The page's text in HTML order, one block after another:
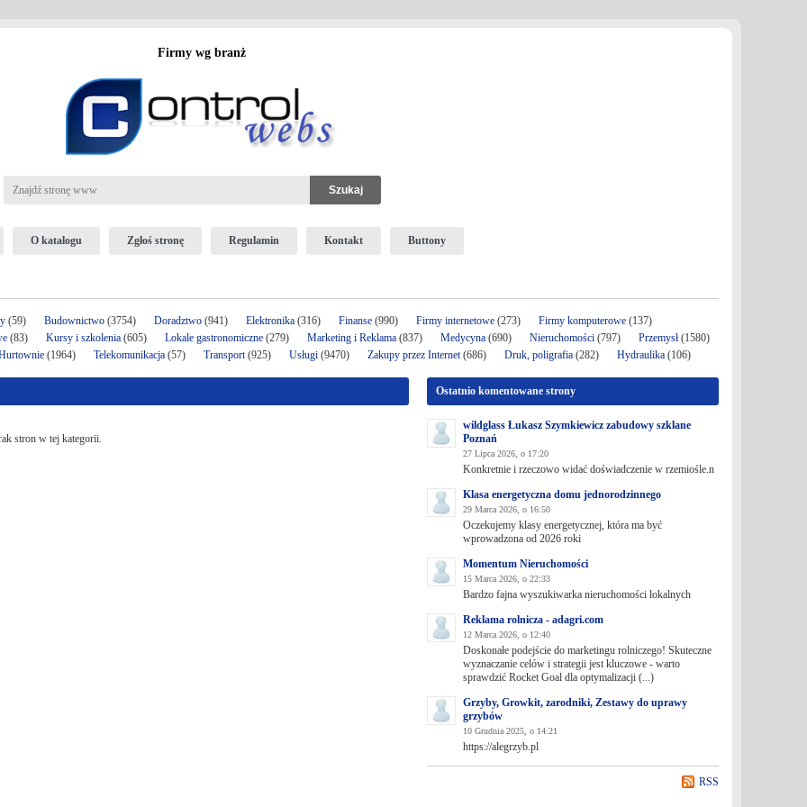
Firmy wg branż
O katalogu Zgłoś stronę Regulamin Kontakt Buttony
(59) Budownictwo (3754) Doradztwo (941) Elektronika (316) Finanse (990) Firmy internetowe (273) Firmy komputerowe (137)
(83) Kursy i szkolenia (605) Lokale gastronomiczne (279) Marketing i Reklama (837) Medycyna (690) Nieruchomości (797) Przemysł(1580)
(1964) Telekomunikacja (57) Transport(925) Usługi (9470) Zakupy przez Internet(686) Druk, poligrafia (282) Hydraulika (106)
stron w tej kategorii.
Ostatnio komentowane strony
wildglass Łukasz Szymkiewicz zabudowy szklane
Poznań
27 Lipca 2026, o 17:20
Konkretnie i rzeczowo widać doświadczenie w rzemiośle.n
Klasa energetyczna domu jednorodzinnego
29 Marca 2026, o 16:50
Oczekujemy klasy energetycznej, która ma być
wprowadzona od 2026 roki
Momentum Nieruchomości
15 Marca 2026, o 22:33
Bardzo fajna wyszukiwarka nieruchomości lokalnych
Reklama rolnicza - adagri.com
12 Marca 2026, o 12:40
Doskonałe podejście do marketingu rolniczego! Skuteczne
wyznaczanie celów i strategii jest kluczowe - warto
sprawdzić Rocket Goal dla optymalizacji (...)
Grzyby, Growkit, zarodniki, Zestawy do uprawy
grzybów
10 Grudnia 2025, o 14:21
https://alegrzyb.pl
RSS